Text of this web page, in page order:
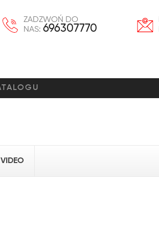
ZADZWOŃ DO
NAS: 696307770
VIDEO